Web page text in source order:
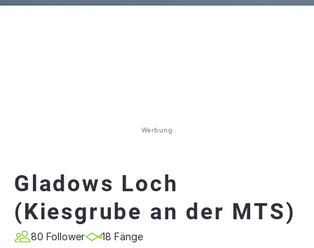
Werbung
Gladows Loch
(Kiesgrube an der MTS)
80 Follower 18 Fänge